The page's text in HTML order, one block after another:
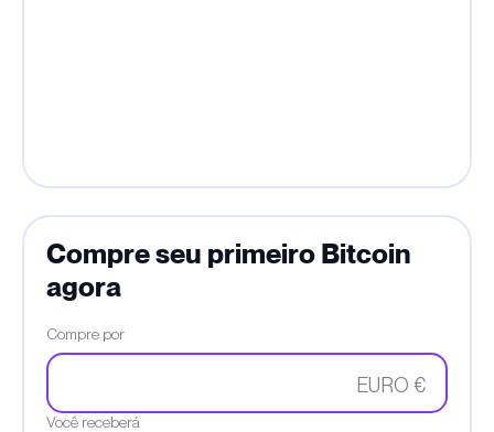
Compre seu primeiro Bitcoin
agora
Compre por
EURO €
Você receberá